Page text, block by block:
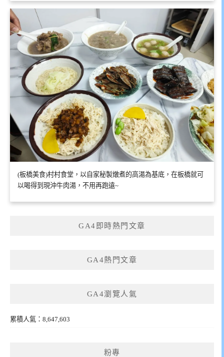
(板橋美食)村村食堂，以自家秘製燉煮的高湯為基底，在板橋就可
以喝得到現沖牛肉湯，不用再跑遠~
GA4即時熱門文章
GA4熱門文章
GA4瀏覽人氣
累積人氣：8,647,603
粉專